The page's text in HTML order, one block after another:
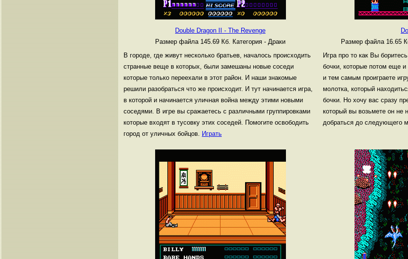
Double Dragon II - The Revenge
Размер файла 145.69 Кб. Категория - Драки
В городе, где живут несколько братьев, началось происходить
странные веще в которых, были замешаны новые соседи
которые только переехали в этот район. И наши знакомые
решили разобраться что же происходит. И тут начинается игра,
в которой и начинается уличная война между этими новыми
соседями. В игре вы сражаетесь с различными группировками
которые входят в тусовку этих соседей. Помогите освободить
город от уличных бойцов. Играть
Размер файла 16.65
Игра про то как Вы
бочки, которые потом еще и
и тем самым проиграете
молотка, который
бочки. Но хочу вас сразу
который вы возьмете он не
добраться до следующего